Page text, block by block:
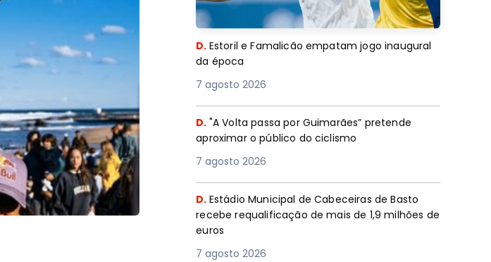
D. Estoril e Famalicão empatam jogo inaugural
da época
7 agosto 2026
D. "A Volta passa por Guimarães” pretende
aproximar o público do ciclismo
7 agosto 2026
D. Estádio Municipal de Cabeceiras de Basto
recebe requalificação de mais de 1,9 milhões de
euros
7 agosto 2026